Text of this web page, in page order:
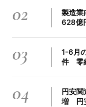
02
製造業
628億
03
1-6月
件 零
04
円安
増 円